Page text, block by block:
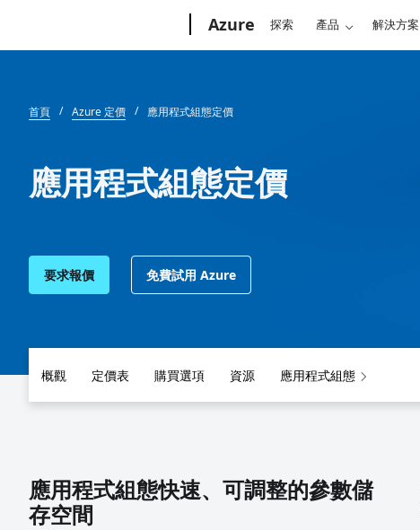
Azure 探索 產品 解決方案
首頁 Azure 定價 應用程式組態定價
應用程式組態定價
要求報價 免費試用 Azure
概觀 定價表 購買選項 資源 應用程式組態
應用程式組態快速、可調整的參數儲
存空間